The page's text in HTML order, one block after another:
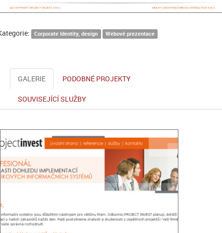
Corporate Identity, design Webové prezentace
GALERIE PODOBNÉ PROJEKTY
SOUVISEJÍCÍ SLUŽBY